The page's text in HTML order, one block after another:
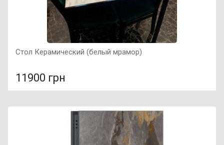
Стол Керамический (белый мрамор)
11900 грн
Материал столешницы: керамическая плита, Размер:
1600х800х750 мм, Цвет столешницы: белый мрамор,